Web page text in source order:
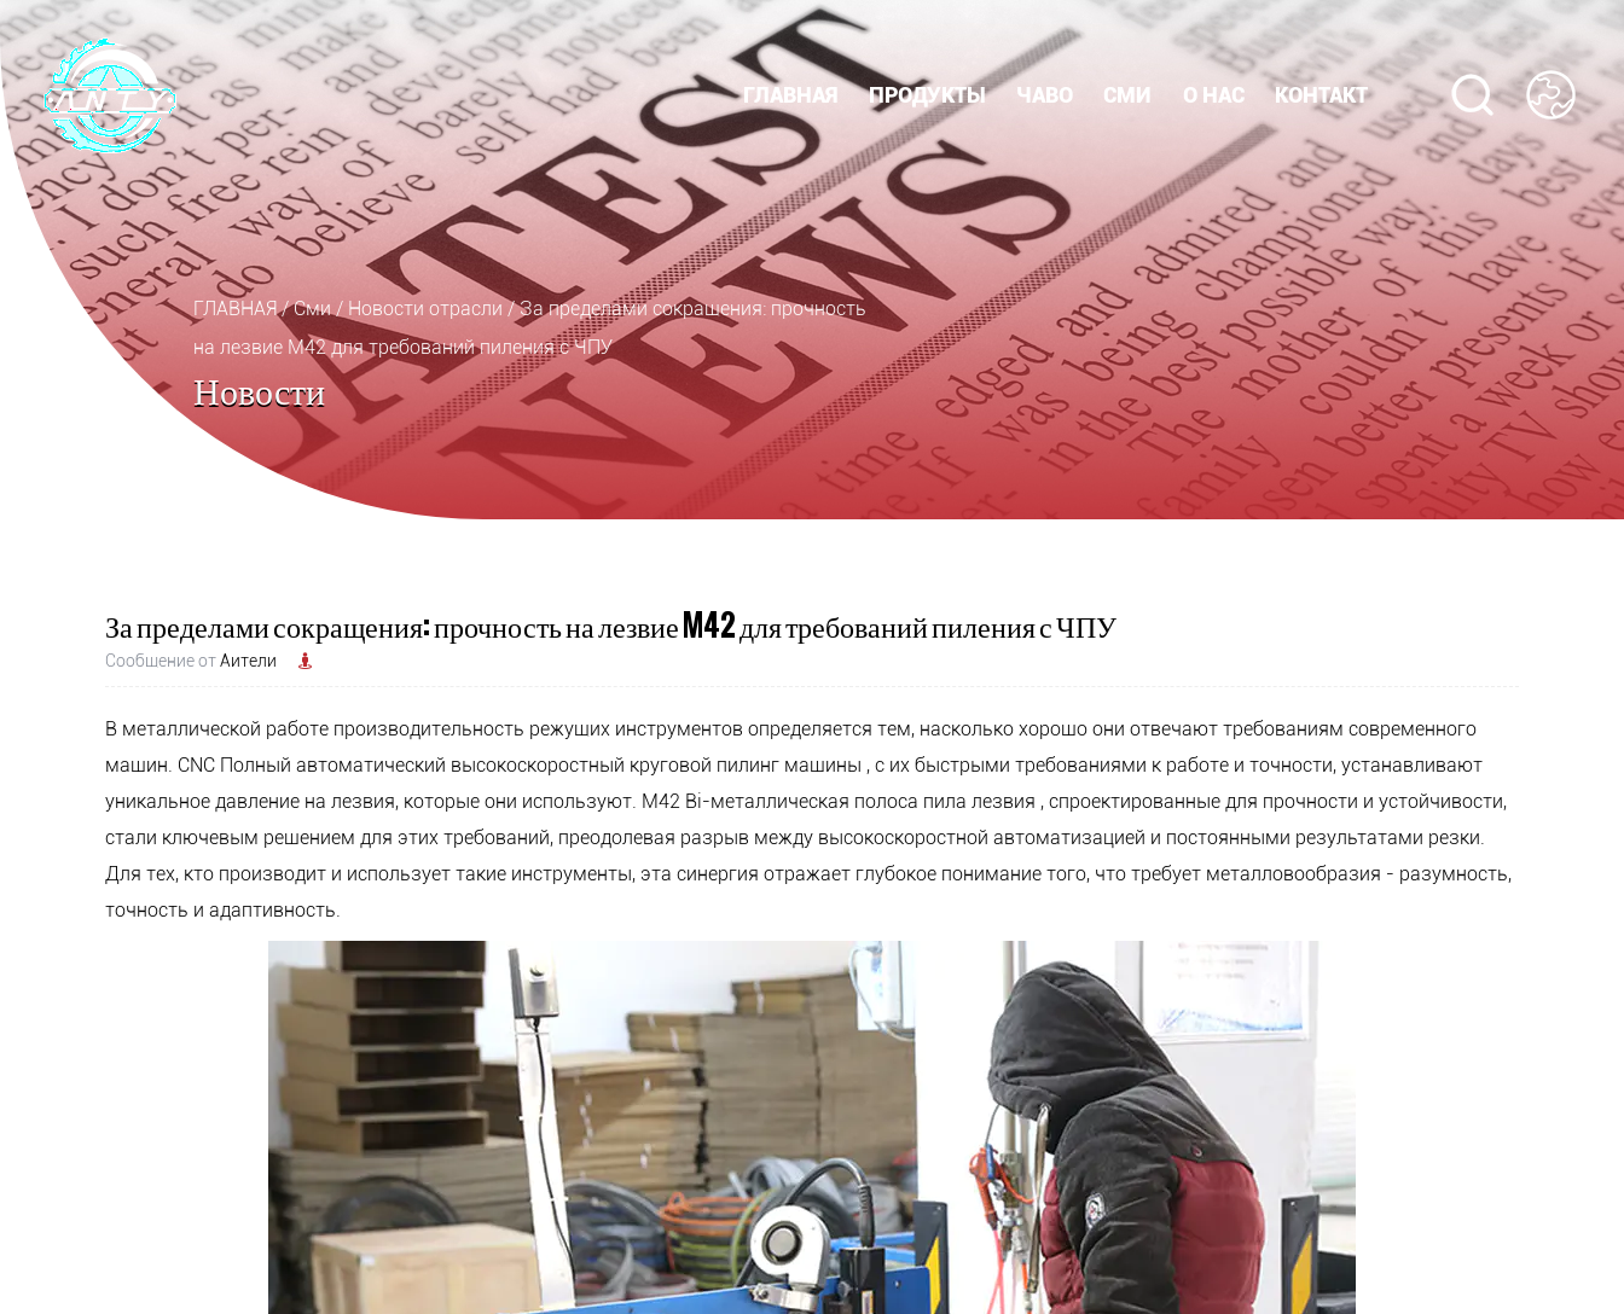
ГЛАВНАЯ ПРОДУКТЫ ЧАВО СМИ О НАС КОНТАКТ
ГЛАВНАЯ/Сми/ Новости отрасли /За пределами сокращения: прочность
на лезвие M42 для требований пиления с ЧПУ
Новости
За пределами сокращения: прочность на лезвие M42 для требований пиления с ЧПУ
Сообщение отАители
В металлической работе производительность режущих инструментов определяется тем, насколько хорошо они отвечают требованиям современного
машин. CNC Полный автоматический высокоскоростный круговой пилинг машины , с их быстрыми требованиями к работе и точности, устанавливают
уникальное давление на лезвия, которые они используют. M42 Bi-металлическая полоса пила лезвия , спроектированные для прочности и устойчивости,
стали ключевым решением для этих требований, преодолевая разрыв между высокоскоростной автоматизацией и постоянными результатами резки.
Для тех, кто производит и использует такие инструменты, эта синергия отражает глубокое понимание того, что требует металловообразия - разумность,
точность и адаптивность.